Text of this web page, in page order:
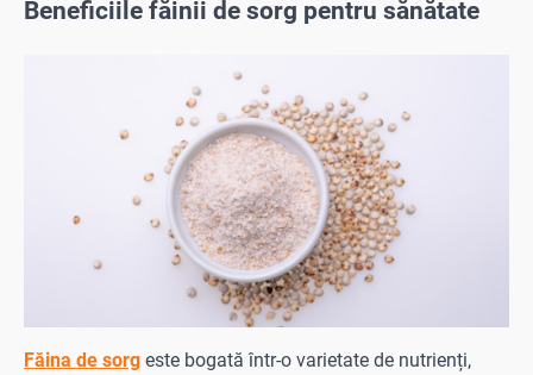
Beneficiile făinii de sorg pentru sănătate
Făina de sorg este bogată într-o varietate de nutrienți,